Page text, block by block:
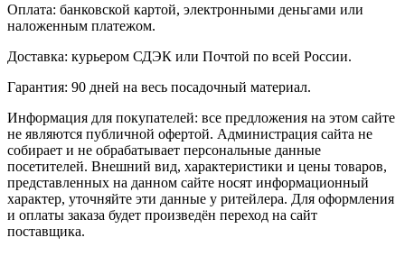
Оплата: банковской картой, электронными деньгами или
наложенным платежом.
Доставка: курьером СДЭК или Почтой по всей России.
Гарантия: 90 дней на весь посадочный материал.
Информация для покупателей: все предложения на этом сайте
не являются публичной офертой. Администрация сайта не
собирает и не обрабатывает персональные данные
посетителей. Внешний вид, характеристики и цены товаров,
представленных на данном сайте носят информационный
характер, уточняйте эти данные у ритейлера. Для оформления
и оплаты заказа будет произведён переход на сайт
поставщика.